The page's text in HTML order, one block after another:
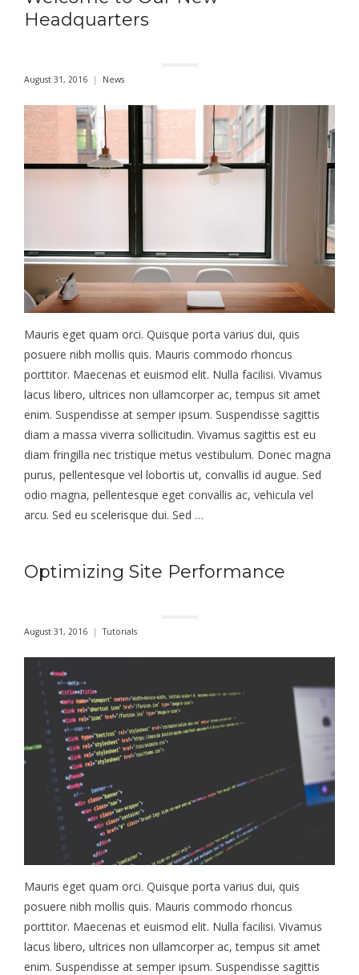
Headquarters
August 31, 2016 News
Mauris eget quam orci. Quisque porta varius dui, quis
posuere nibh mollis quis. Mauris commodo rhoncus
porttitor. Maecenas et euismod elit. Nulla facilisi. Vivamus
lacus libero, ultrices non ullamcorper ac, tempus sit amet
enim. Suspendisse at semper ipsum. Suspendisse sagittis
diam a massa viverra sollicitudin. Vivamus sagittis est eu
diam fringilla nec tristique metus vestibulum. Donec magna
purus, pellentesque vel lobortis ut, convallis id augue. Sed
odio magna, pellentesque eget convallis ac, vehicula vel
arcu. Sed eu scelerisque dui. Sed …
Optimizing Site Performance
August 31, 2016 Tutorials
Mauris eget quam orci. Quisque porta varius dui, quis
posuere nibh mollis quis. Mauris commodo rhoncus
porttitor. Maecenas et euismod elit. Nulla facilisi. Vivamus
lacus libero, ultrices non ullamcorper ac, tempus sit amet
enim. Suspendisse at semper ipsum. Suspendisse sagittis